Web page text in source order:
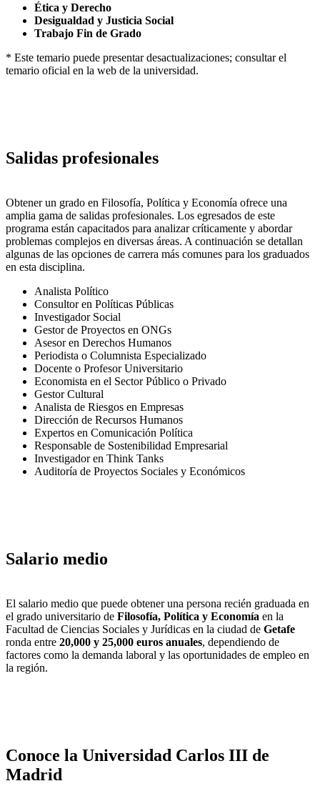
Ética y Derecho
Desigualdad y Justicia Social
Trabajo Fin de Grado
* Este temario puede presentar desactualizaciones; consultar el
temario oficial en la web de la universidad.
Salidas profesionales
Obtener un grado en Filosofía, Política y Economía ofrece una
amplia gama de salidas profesionales. Los egresados de este
programa están capacitados para analizar críticamente y abordar
problemas complejos en diversas áreas. A continuación se detallan
algunas de las opciones de carrera más comunes para los graduados
en esta disciplina.
Analista Político
Consultor en Políticas Públicas
Investigador Social
Gestor de Proyectos en ONGs
Asesor en Derechos Humanos
Periodista o Columnista Especializado
Docente o Profesor Universitario
Economista en el Sector Público o Privado
Gestor Cultural
Analista de Riesgos en Empresas
Dirección de Recursos Humanos
Expertos en Comunicación Política
Responsable de Sostenibilidad Empresarial
Investigador en Think Tanks
Auditoría de Proyectos Sociales y Económicos
Salario medio
El salario medio que puede obtener una persona recién graduada en
el grado universitario de Filosofía, Política y Economía en la
Facultad de Ciencias Sociales y Jurídicas en la ciudad de Getafe
ronda entre 20,000 y 25,000 euros anuales, dependiendo de
factores como la demanda laboral y las oportunidades de empleo en
la región.
Conoce la Universidad Carlos III de
Madrid